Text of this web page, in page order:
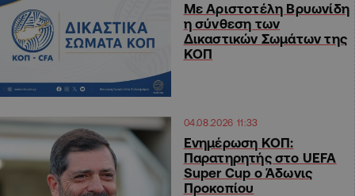
Με Αριστοτέλη Βρυωνίδη
η σύνθεση των
Δικαστικών Σωμάτων της
ΚΟΠ
04.08.2026 11:33
Ενημέρωση ΚΟΠ:
Παρατηρητής στο UEFA
Super Cup ο Άδωνις
Προκοπίου